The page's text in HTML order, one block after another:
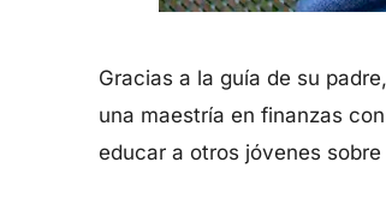
Gracias a la guía de su
una maestría en finanzas
educar a otros jóvenes